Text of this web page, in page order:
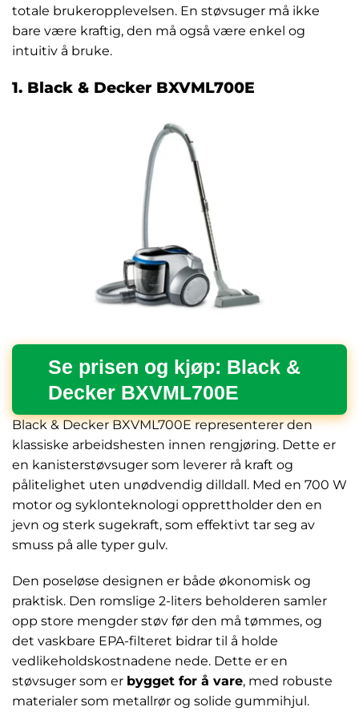
totale brukeropplevelsen. En støvsuger må ikke
bare være kraftig, den må også være enkel og
intuitiv å bruke.
1. Black & Decker BXVML700E
Se prisen og kjøp: Black &
Decker BXVML700E
Black & Decker BXVML700E representerer den
klassiske arbeidshesten innen rengjøring. Dette er
en kanisterstøvsuger som leverer rå kraft og
pålitelighet uten unødvendig dilldall. Med en 700 W
motor og syklonteknologi opprettholder den en
jevn og sterk sugekraft, som effektivt tar seg av
smuss på alle typer gulv.
Den poseløse designen er både økonomisk og
praktisk. Den romslige 2-liters beholderen samler
opp store mengder støv før den må tømmes, og
det vaskbare EPA-filteret bidrar til å holde
vedlikeholdskostnadene nede. Dette er en
støvsuger som er bygget for å vare, med robuste
materialer som metallrør og solide gummihjul.